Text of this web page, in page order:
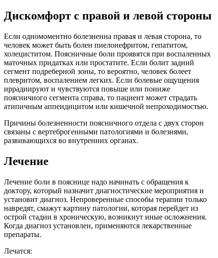
Дискомфорт с правой и левой стороны
Если одномоментно болезненна правая и левая сторона, то
человек может быть болен пиелонефритом, гепатитом,
холециститом. Поясничные боли проявятся при воспаленных
маточных придатках или простатите. Если болит задний
сегмент подреберной зоны, то вероятно, человек болеет
плевритом, воспалением легких. Если болевые ощущения
иррадиируют и чувствуются повыше или пониже
поясничного сегмента справа, то пациент может страдать
атипичным аппендицитом или кишечной непроходимостью.
Причины болезненности поясничного отдела с двух сторон
связаны с вертеброгенными патологиями и болезнями,
развивающихся во внутренних органах.
Лечение
Лечение боли в пояснице надо начинать с обращения к
доктору, который назначит диагностические мероприятия и
установит диагноз. Непроверенные способы терапии только
навредят, смажут картину патологии, которая перейдет из
острой стадии в хроническую, возникнут иные осложнения.
Когда диагноз установлен, применяются лекарственные
препараты.
Лечатся: